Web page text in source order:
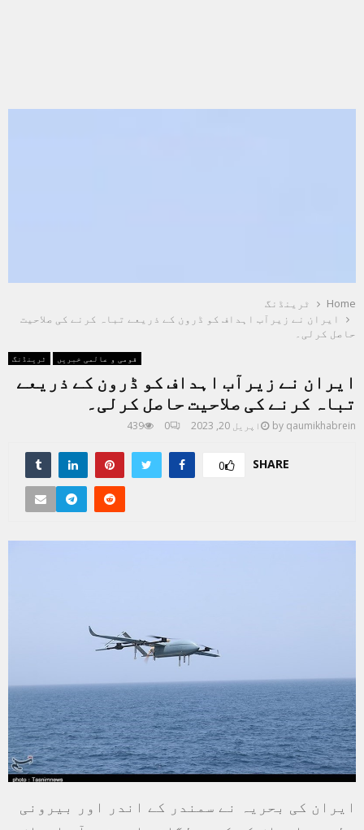
Home
ٹرینڈنگ
ایران نے زیرآب اہداف کو ڈرون کے ذریعے تباہ کرنے کی صلاحیت
حاصل کرلی۔
ٹرینڈنگ قومی و عالمی خبریں
ایران نے زیرآب اہداف کو ڈرون کے ذریعے
تباہ کرنے کی صلاحیت حاصل کرلی۔
by qaumikhabrein اپریل 20, 2023 0
439
SHARE
0
ایران کی بحریہ نے سمندر کے اندر اور بیرونی